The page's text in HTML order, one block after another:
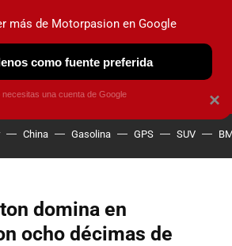
ELÉCTRICOS OBSERVATORIO
China Gasolina GPS SUV
domina en
ocho décimas de
×
más de Motorpasion en Google
como fuente preferida
necesitas una cuenta de Google